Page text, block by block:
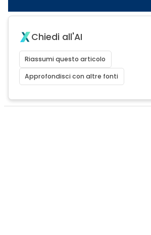
Chiedi all'AI
Riassumi questo articolo
Approfondisci con altre fonti